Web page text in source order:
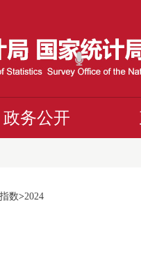
政务公开
数>2024